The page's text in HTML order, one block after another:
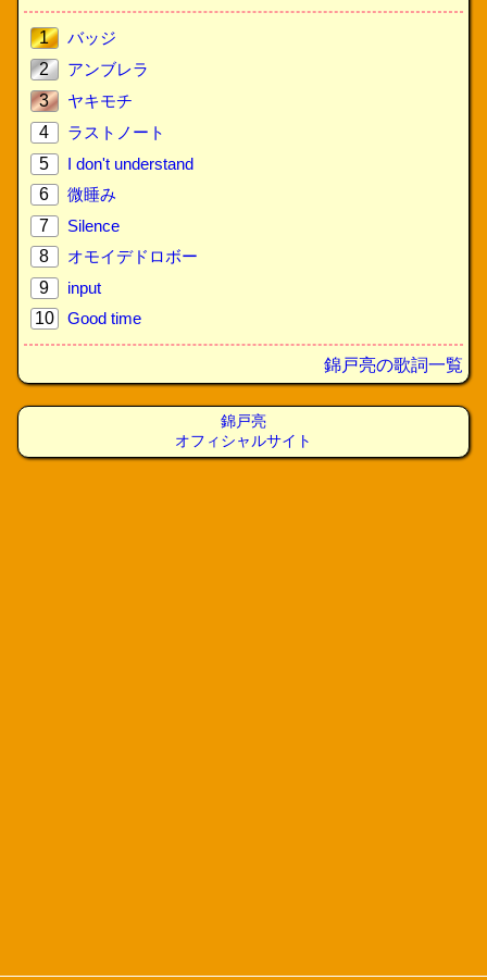
1
バッジ
2
アンブレラ
3
ヤキモチ
4
ラストノート
5
I don't understand
6
微睡み
7
Silence
8
オモイデドロボー
9
input
10
Good time
錦戸亮の歌詞一覧
錦戸亮
オフィシャルサイト